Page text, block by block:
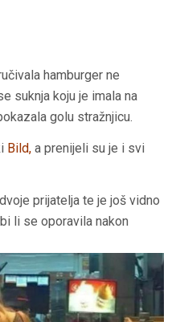
hamburger ne
suknja koju je imala na
golu stražnjicu.
Bild, a prenijeli su je i svi
prijatelja te je još vidno
li se oporavila nakon